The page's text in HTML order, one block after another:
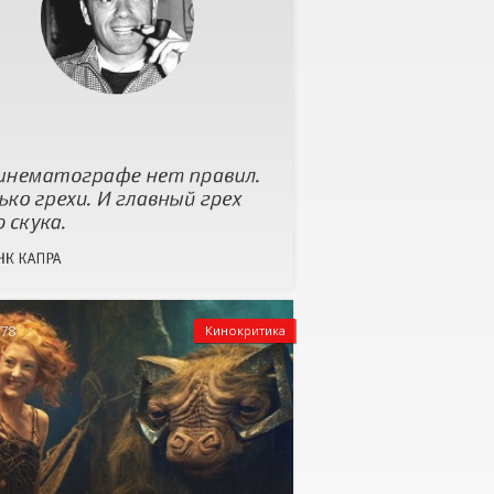
Кинокритика